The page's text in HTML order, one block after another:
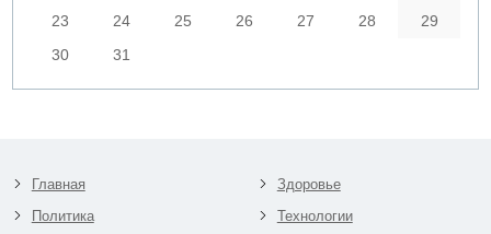
23
24 25 26 27 28
29
30
31
Главная
Политика
Здоровье
Технологии